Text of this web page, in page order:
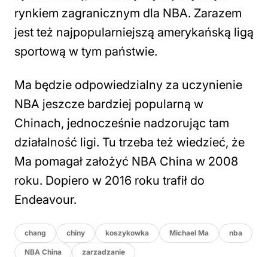
rynkiem zagranicznym dla NBA. Zarazem
jest też najpopularniejszą amerykańską ligą
sportową w tym państwie.
Ma będzie odpowiedzialny za uczynienie
NBA jeszcze bardziej popularną w
Chinach, jednocześnie nadzorując tam
działalność ligi. Tu trzeba też wiedzieć, że
Ma pomagał założyć NBA China w 2008
roku. Dopiero w 2016 roku trafił do
Endeavour.
chang chiny koszykowka Michael Ma nba
NBA China zarzadzanie